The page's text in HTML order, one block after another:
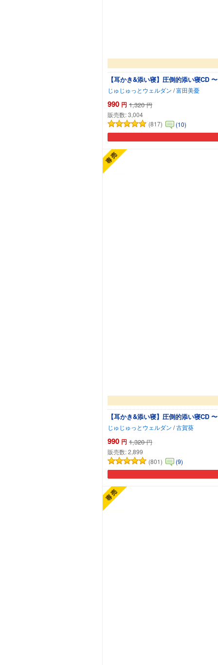
【耳かき&添い寝】圧倒的添い寝CD
じゅじゅっとウェルダン /富田美憂
990 円 1,320 円
販売数:3,004
(817)
(10)
【耳かき&添い寝】圧倒的添い寝CD
じゅじゅっとウェルダン /古賀葵
990 円 1,320 円
販売数:2,899
(801)
(9)